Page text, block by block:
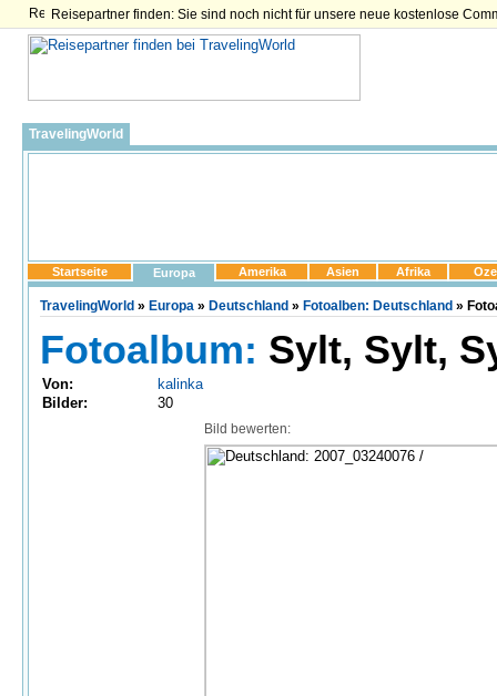
Reisepartner finden: Sie sind noch nicht für unsere neue kostenlose
TravelingWorld
Startseite Europa Amerika Asien Afrika
TravelingWorld » Europa » Deutschland » Fotoalben: Deutschland »
Fotoalbum: Sylt, Sylt,
Von:
kalinka
Bilder:
30
Bild bewerten: